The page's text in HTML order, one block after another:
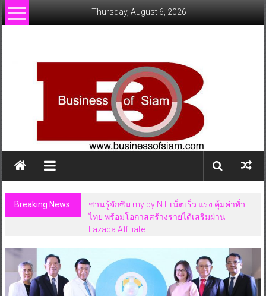
Skip
to
Thursday, August 6, 2026
Breaking News:
ชวนรู้จักซิม my by NT เน็ตเร็ว แรง คุ้มค่าทั่ว
ไทย พร้อมโอกาสสร้างรายได้เสริมผ่าน
Lazada Affiliate